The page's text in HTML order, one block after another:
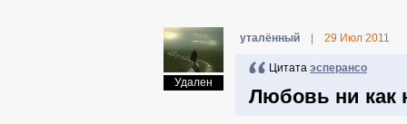
Удален
уталённый 29 Июл 2011
Цитата эсперансо
Любовь ни как